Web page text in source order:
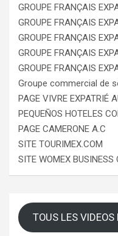
GROUPE FRANÇAIS
GROUPE FRANÇAIS
GROUPE FRANÇAIS
GROUPE FRANÇAIS
GROUPE FRANÇAIS
Groupe commercial de
PAGE VIVRE EXPATRIÉ
PEQUEÑOS HOTELES
PAGE CAMERONE A.C
SITE TOURIMEX.COM
SITE WOMEX BUSINESS
TOUS LES VIDEOS